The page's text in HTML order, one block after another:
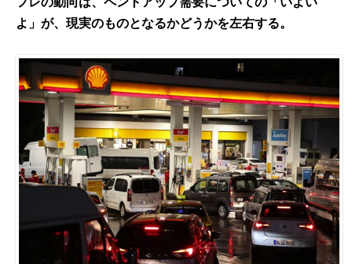
よ」が、現実のものとなるかどうかを左右する。